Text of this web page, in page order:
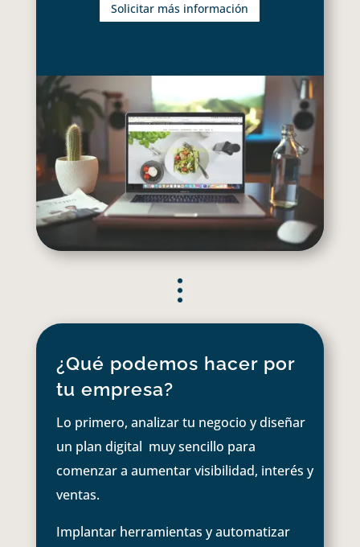
Solicitar más información
¿Qué podemos hacer por
tu empresa?
Lo primero, analizar tu negocio y diseñar
un plan digital muy sencillo para
comenzar a aumentar visibilidad, interés y
ventas.
Implantar herramientas y automatizar